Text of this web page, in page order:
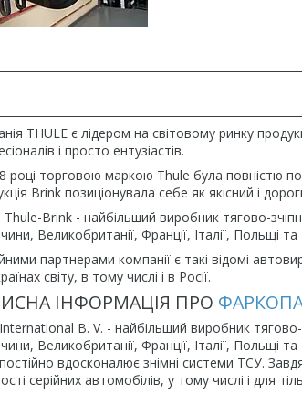
THULE є лідером на світовому ринку
і просто ентузіастів.
році торговою маркою Thule була повністю
Brink позиціонувала себе як якісний і
Thule-Brink - найбільший виробник тягово-
Великобританії, Франції, Італії, Польщі
партнерами компанії є такі відомі
світу, в тому числі і в Росії.
ІНФОРМАЦІЯ ПРО
B. V. - найбільший виробник тягово-
Великобританії, Франції, Італії,
вдосконалює знімні системи ТСУ.
серійних автомобілів, у тому числі і для